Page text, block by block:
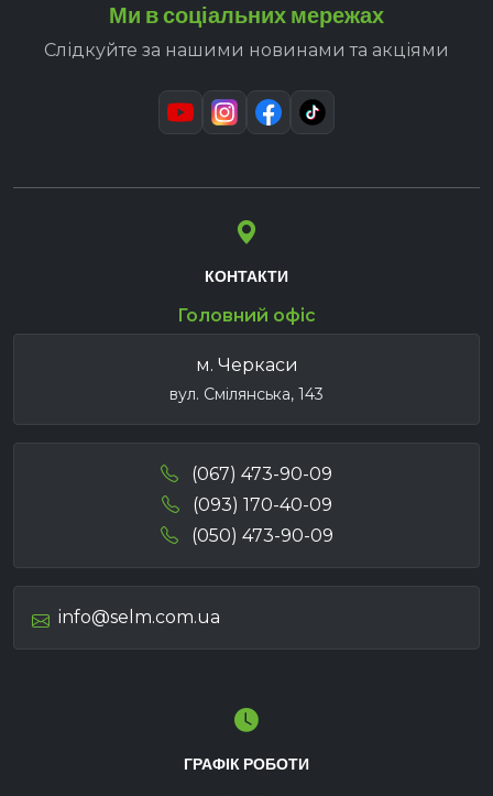
Ми в соціальних мережах
Слідкуйте за нашими новинами та акціями
КОНТАКТИ
Головний офіс
м. Черкаси
вул. Смілянська, 143
(067) 473-90-09
(093) 170-40-09
(050) 473-90-09
info@selm.com.ua
ГРАФІК РОБОТИ